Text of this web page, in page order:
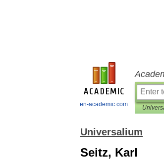
en-academic.com
Universalium
Seitz, Karl